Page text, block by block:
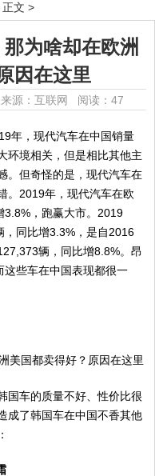
正文 >
为啥却在欧洲
因在这里
源：互联网 阅读：47
年，现代汽车在中国销量
环境相关，但是相比其他主
。但奇怪的是，现代汽车在
。2019年，现代汽车在欧
3.8%，跑赢大市。2019
同比增3.3%，是自2016
辆，同比增8.8%。昂
些车在中国表现都很一
国车的质量不好、性价比很
成了韩国车在中国不香其他